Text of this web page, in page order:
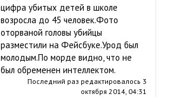
цифра убитых детей в школе
возросла до 45 человек.Фото
оторваной головы убийцы
разместили на Фейсбуке.Урод был
молодым.По морде видно, что не
был обременен интеллектом.
Последний раз редактировалось 3
октября 2014, 04:31